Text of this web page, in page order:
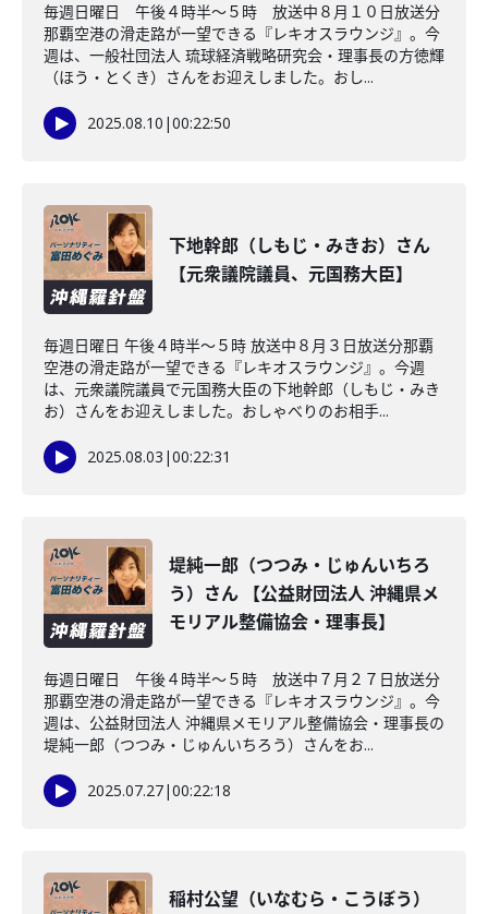
毎週日曜日 午後４時半～５時 放送中８月１０日放送分
那覇空港の滑走路が一望できる『レキオスラウンジ』。今
週は、一般社団法人 琉球経済戦略研究会・理事長の方徳輝
（ほう・とくき）さんをお迎えしました。おし...
2025.08.10 |00:22:50
下地幹郎（しもじ・みきお）さん
【元衆議院議員、元国務大臣】
毎週日曜日 午後４時半～５時 放送中８月３日放送分那覇
空港の滑走路が一望できる『レキオスラウンジ』。今週
は、元衆議院議員で元国務大臣の下地幹郎（しもじ・みき
お）さんをお迎えしました。おしゃべりのお相手...
2025.08.03 |00:22:31
堤純一郎（つつみ・じゅんいちろ
う）さん 【公益財団法人 沖縄県メ
モリアル整備協会・理事長】
毎週日曜日 午後４時半～５時 放送中７月２７日放送分
那覇空港の滑走路が一望できる『レキオスラウンジ』。今
週は、公益財団法人 沖縄県メモリアル整備協会・理事長の
堤純一郎（つつみ・じゅんいちろう）さんをお...
2025.07.27|00:22:18
稲村公望（いなむら・こうぼう）